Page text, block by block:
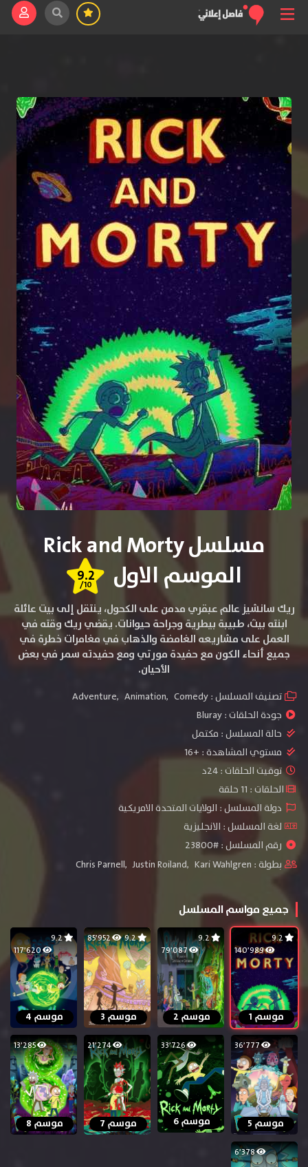
مسلسل Rick and Morty
الموسم الاول
9.2
/10
ريك سانشيز عالم عبقري مدمن على الكحول، ينتقل إلى بيت عائلة
ابنته بيث، طبيبة بيطرية وجراحة حيوانات. يقضي ريك وقته في
العمل على مشاريعه الغامضة والذهاب في مغامرات خطرة في
جميع أنحاء الكون مع حفيدة مورتي ومع حفيدته سمر في بعض
الأحيان.
تصنيف المسلسل : Adventure, Animation, Comedy
جودة الحلقات :Bluray
حالة المسلسل : مكتمل
مستوي المشاهدة : +16
توقيت الحلقات : 24د
الحلقات : 11 حلقة
دولة المسلسل : الولايات المتحدة الامريكية
لغة المسلسل : الانجليزية
رقم المسلسل : #23800
بطولة :
Chris Parnell, Justin Roiland, Kari Wahlgren
جميع مواسم المسلسل
140٬989
موسم 1
9.2
79٬087
موسم 2
9.2 85٬952
موسم 3
9.2
117٬620
موسم 4
36٬777
موسم 5
33٬726
موسم 6
21٬274
موسم 7
13٬285
موسم 8
6٬378